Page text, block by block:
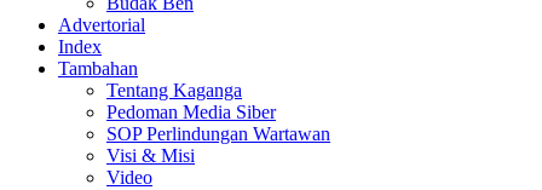
Advertorial
Index
Tambahan
Tentang Kaganga
Pedoman Media Siber
SOP Perlindungan Wartawan
Visi & Misi
Video